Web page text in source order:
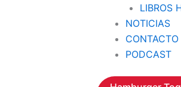
LIBROS
NOTICIAS
CONTACTO
PODCAST